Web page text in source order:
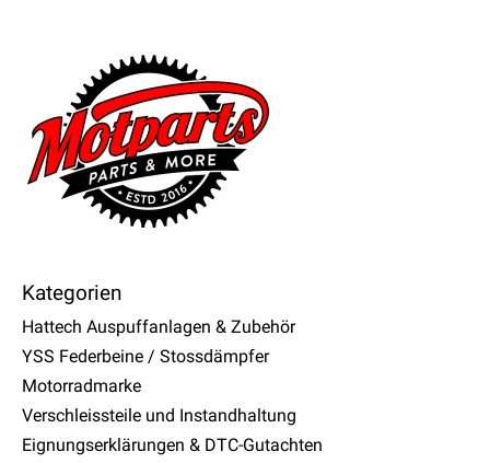
Kategorien
Hattech Auspuffanlagen & Zubehör
YSS Federbeine / Stossdämpfer
Motorradmarke
Verschleissteile und Instandhaltung
Eignungserklärungen & DTC-Gutachten